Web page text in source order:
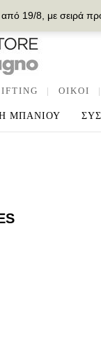
19/8, με σειρά
| OIKOI |
ΜΠΑΝΙΟΥ